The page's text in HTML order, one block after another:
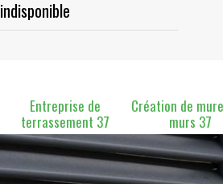
indisponible
Entreprise de
terrassement 37
Création de
murs 37